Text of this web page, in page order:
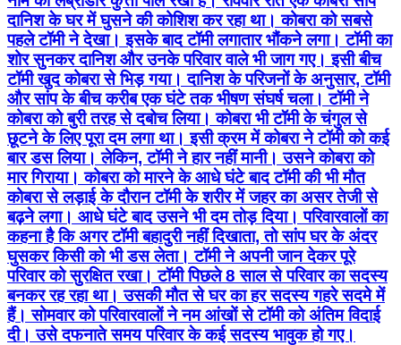
दानिश के घर में घुसने की कोशिश कर रहा था। कोबरा को सबसे
पहले टॉमी ने देखा। इसके बाद टॉमी लगातार भौंकने लगा। टॉमी का
शोर सुनकर दानिश और उनके परिवार वाले भी जाग गए। इसी बीच
टॉमी खुद कोबरा से भिड़ गया। दानिश के परिजनों के अनुसार, टॉमी
और सांप के बीच करीब एक घंटे तक भीषण संघर्ष चला। टॉमी ने
कोबरा को बुरी तरह से दबोच लिया। कोबरा भी टॉमी के चंगुल से
छूटने के लिए पूरा दम लगा था। इसी क्रम में कोबरा ने टॉमी को कई
बार डस लिया। लेकिन, टॉमी ने हार नहीं मानी। उसने कोबरा को
मार गिराया। कोबरा को मारने के आधे घंटे बाद टॉमी की भी मौत
कोबरा से लड़ाई के दौरान टॉमी के शरीर में जहर का असर तेजी से
बढ़ने लगा। आधे घंटे बाद उसने भी दम तोड़ दिया। परिवारवालों का
कहना है कि अगर टॉमी बहादुरी नहीं दिखाता, तो सांप घर के अंदर
घुसकर किसी को भी डस लेता। टॉमी ने अपनी जान देकर पूरे
परिवार को सुरक्षित रखा। टॉमी पिछले 8 साल से परिवार का सदस्य
बनकर रह रहा था। उसकी मौत से घर का हर सदस्य गहरे सदमे में
हैं। सोमवार को परिवारवालों ने नम आंखों से टॉमी को अंतिम विदाई
दी। उसे दफनाते समय परिवार के कई सदस्य भावुक हो गए।